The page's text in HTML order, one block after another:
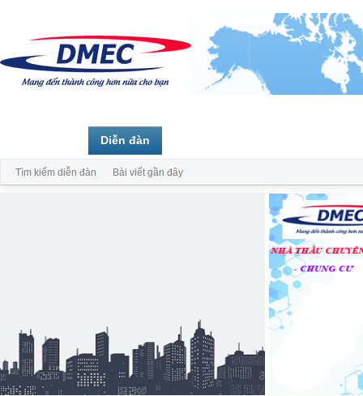
Diễn đàn
Tìm kiếm diễn đàn Bài viết gần đây